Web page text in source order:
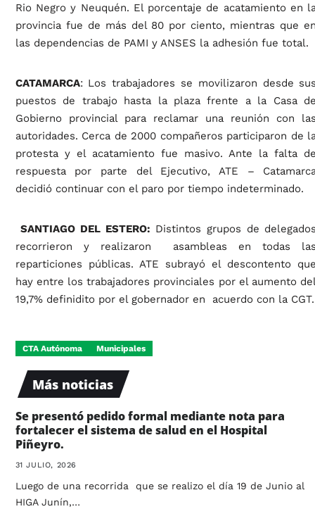
Rio Negro y Neuquén. El porcentaje de acatamiento en
provincia fue de más del 80 por ciento, mientras que
las dependencias de PAMI y ANSES la adhesión fue total.
CATAMARCA: Los trabajadores se movilizaron desde
puestos de trabajo hasta la plaza frente a la Casa
Gobierno provincial para reclamar una reunión con
autoridades. Cerca de 2000 compañeros participaron de
protesta y el acatamiento fue masivo. Ante la falta
respuesta por parte del Ejecutivo, ATE –
decidió continuar con el paro por tiempo indeterminado.
SANTIAGO DEL ESTERO: Distintos grupos de
recorrieron y realizaron asambleas en todas
reparticiones públicas. ATE subrayó el descontento
hay entre los trabajadores provinciales por el aumento
19,7% definidito por el gobernador en acuerdo con la CGT.
CTA Autónoma Municipales
Más noticias
Se presentó pedido formal mediante nota para
fortalecer el sistema de salud en el Hospital
Piñeyro.
31 JULIO, 2026
Luego de una recorrida que se realizo el día 19 de Junio al
HIGA Junín,…